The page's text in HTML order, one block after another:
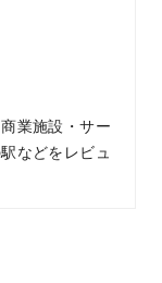
業施設・サー
などをレビュ